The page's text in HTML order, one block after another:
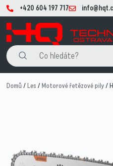
+420 604 197 717
Domů /Les/Motorové řetězové pily/